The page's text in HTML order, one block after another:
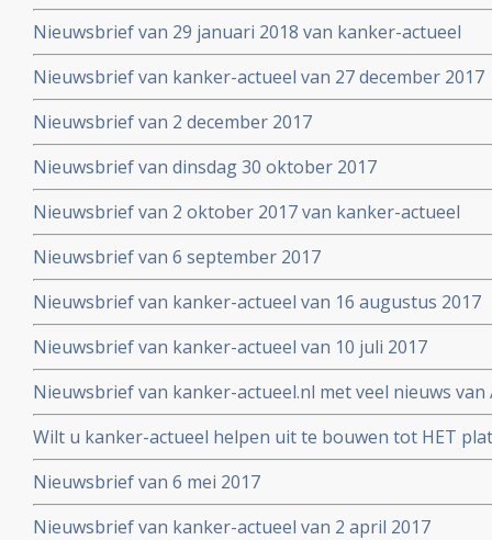
Nieuwsbrief van 29 januari 2018 van kanker-actueel
Nieuwsbrief van kanker-actueel van 27 december 2017
Nieuwsbrief van 2 december 2017
Nieuwsbrief van dinsdag 30 oktober 2017
Nieuwsbrief van 2 oktober 2017 van kanker-actueel
Nieuwsbrief van 6 september 2017
Nieuwsbrief van kanker-actueel van 16 augustus 2017
Nieuwsbrief van kanker-actueel van 10 juli 2017
Nieuwsbrief van kanker-actueel.nl met veel nieuws van
2017
Wilt u kanker-actueel helpen uit te bouwen tot HET
hun naasten?
Nieuwsbrief van 6 mei 2017
Nieuwsbrief van kanker-actueel van 2 april 2017